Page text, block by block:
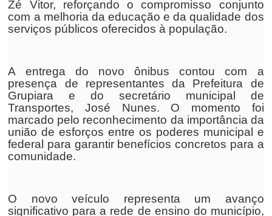
Zé Vitor, reforçando o compromisso conjunto
com a melhoria da educação e da qualidade dos
serviços públicos oferecidos à população.
A entrega do novo ônibus contou com a
presença de representantes da Prefeitura de
Grupiara e do secretário municipal de
Transportes, José Nunes. O momento foi
marcado pelo reconhecimento da importância da
união de esforços entre os poderes municipal e
federal para garantir benefícios concretos para a
comunidade.
O novo veículo representa um avanço
significativo para a rede de ensino do município,